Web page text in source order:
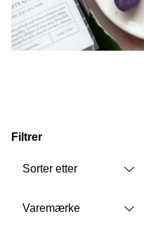
Filtrer
Sorter etter
Varemærke